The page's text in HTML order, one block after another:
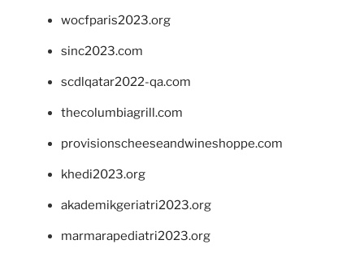
wocfparis2023.org
sinc2023.com
scdlqatar2022-qa.com
thecolumbiagrill.com
provisionscheeseandwineshoppe.com
khedi2023.org
akademikgeriatri2023.org
marmarapediatri2023.org